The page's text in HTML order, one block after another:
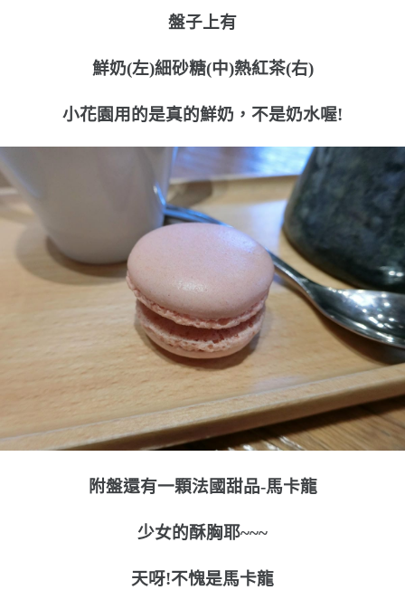
盤子上有
鮮奶(左)細砂糖(中)熱紅茶(右)
小花園用的是真的鮮奶，不是奶水喔!
附盤還有一顆法國甜品-馬卡龍
少女的酥胸耶~~~
天呀!不愧是馬卡龍